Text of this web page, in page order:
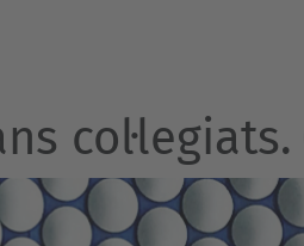
col·legiats.